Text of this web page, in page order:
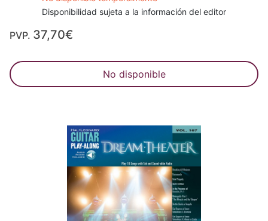
Disponibilidad sujeta a la información del editor
PVP. 37,70€
No disponible